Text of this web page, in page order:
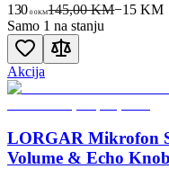
130 00KM145,00 KM−15 KM
Samo 1 na stanju
Akcija
LORGAR Mikrofon
Volume & Echo